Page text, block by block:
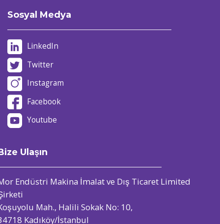
Sosyal Medya
LinkedIn
Twitter
Instagram
Facebook
Youtube
Ulaşın
Endüstri Makina İmalat ve Dış Ticaret Limited
Mah., Halili Sokak No: 10,
Kadıköy/İstanbul